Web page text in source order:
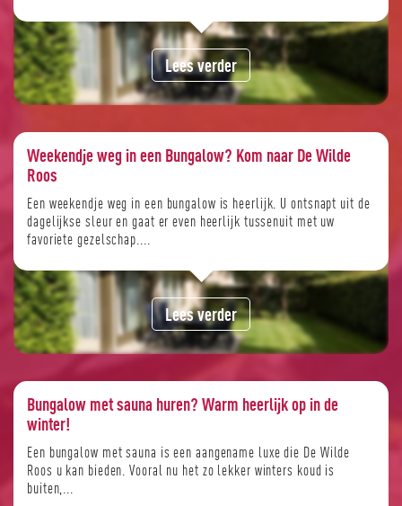
Lees verder
Weekendje weg in een Bungalow? Kom naar De Wilde
Roos
Een weekendje weg in een bungalow is heerlijk. U ontsnapt uit de
dagelijkse sleur en gaat er even heerlijk tussenuit met uw
favoriete gezelschap....
Lees verder
Bungalow met sauna huren? Warm heerlijk op in de
winter!
Een bungalow met sauna is een aangename luxe die De Wilde
Roos u kan bieden. Vooral nu het zo lekker winters koud is
buiten,...